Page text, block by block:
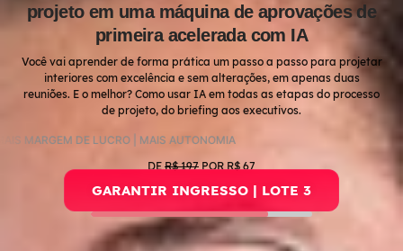
projeto em uma máquina de aprovações de
primeira acelerada com IA
Você vai aprender de forma prática um passo a passo para projetar
interiores com excelência e sem alterações, em apenas duas
reuniões. E o melhor? Como usar IA em todas as etapas do processo
de projeto, do briefing aos executivos.
DE LUCRO | MAIS AUTONOMIA
DE R$ 197 POR R$ 67
GARANTIR INGRESSO | LOTE 3